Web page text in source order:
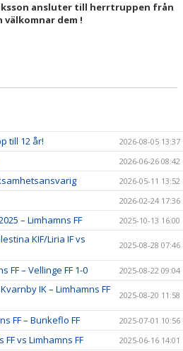
ansluter till herrtruppen från
välkomnar dem !
till 12 år! 2026-08-05 13:37
2026-06-26 08:42
2026-05-11 13:52
2026-02-24 17:36
– Limhamns FF 2025-10-13 16:00
KIF/Liria IF vs
2025-08-28 07:46
FF – Vellinge FF 1-0 2025-08-22 09:04
IK – Limhamns FF
2025-08-20 11:58
FF – Bunkeflo FF 2025-07-01 10:56
vs Limhamns FF 2025-06-16 14:01